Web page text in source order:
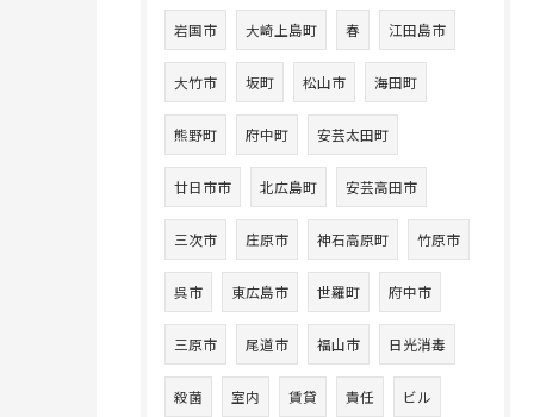
岩国市 大崎上島町 春 江田島市
大竹市 坂町 松山市 海田町
熊野町 府中町 安芸太田町
廿日市市 北広島町 安芸高田市
三次市 庄原市 神石高原町 竹原市
呉市 東広島市 世羅町 府中市
三原市 尾道市 福山市 日光消毒
殺菌 室内 賃貸 責任 ビル